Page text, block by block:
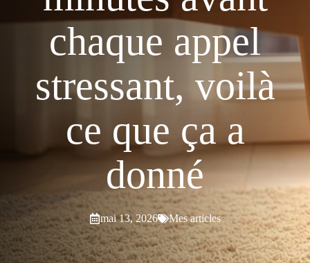
chaque appel
stressant, voilà
ce que ça a
donné
mai 13, 2026 Mes articles